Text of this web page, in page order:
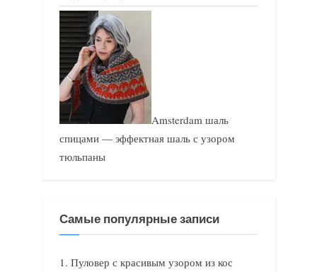
Amsterdam шаль
спицами — эффектная шаль с узором
тюльпаны
Самые популярные записи
Пуловер с красивым узором из кос